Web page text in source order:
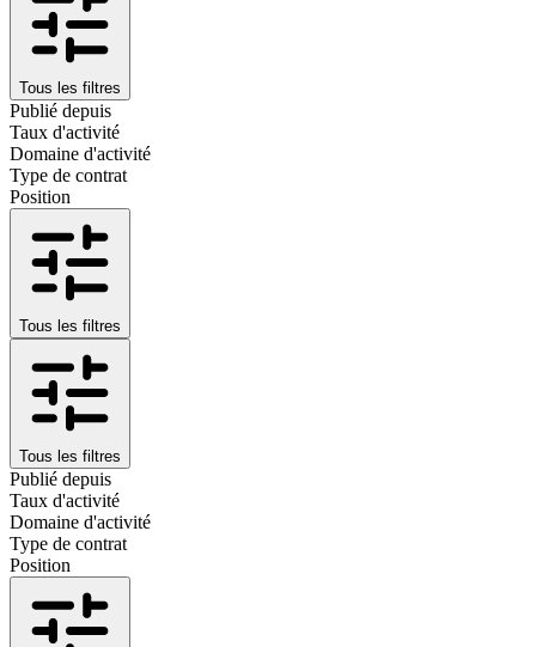
Tous les filtres
Publié depuis
Taux d'activité
Domaine d'activité
Type de contrat
Position
Tous les filtres
Tous les filtres
Publié depuis
Taux d'activité
Domaine d'activité
Type de contrat
Position